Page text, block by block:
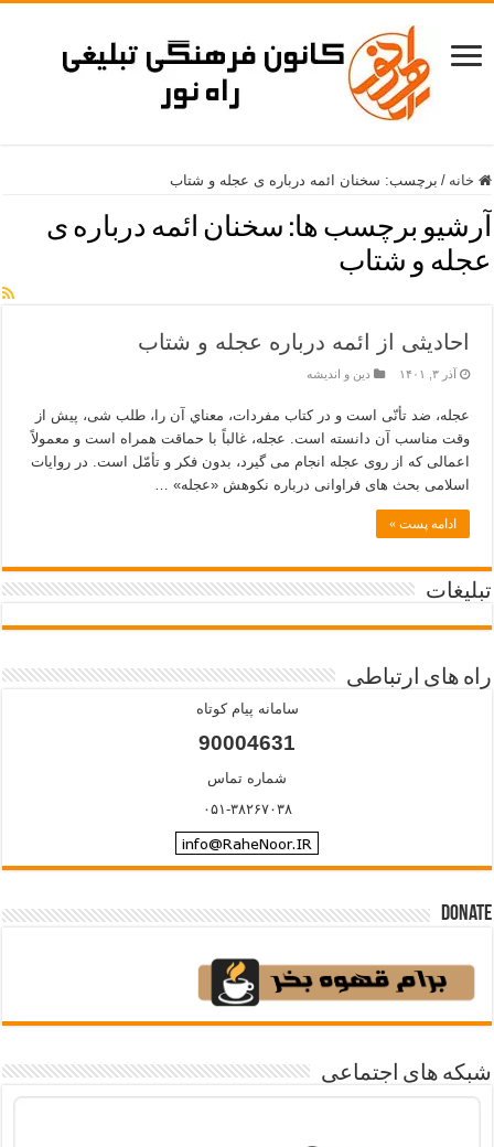
خانه / برچسب: سخنان ائمه درباره ی عجله و شتاب
آرشیو برچسب ها: سخنان ائمه درباره ی
عجله و شتاب
احادیثی از ائمه درباره عجله و شتاب
آذر ۳, ۱۴۰۱ دین و اندیشه
عجله، ضد تأنّی است و در كتاب مفردات، معناي آن را، طلب شی، پيش از
وقت مناسب آن دانسته است. عجله، غالباً با حماقت همراه است و معمولاً
اعمالی كه از روی عجله انجام می گيرد، بدون فكر و تأمّل است. در روایات
اسلامی بحث های فراوانی درباره نکوهش «عجله» …
ادامه پست »
تبلیغات
راه های ارتباطی
سامانه پیام کوتاه
90004631
شماره تماس
۰۵۱-۳۸۲۶۷۰۳۸
Donate
شبکه های اجتماعی